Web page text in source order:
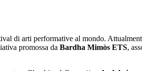
di arti performative al mondo.
promossa da Bardha Mimòs ETS,